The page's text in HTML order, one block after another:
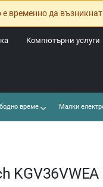
да
Компютърни услуги
време Малки